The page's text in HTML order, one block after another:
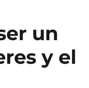
un
y el